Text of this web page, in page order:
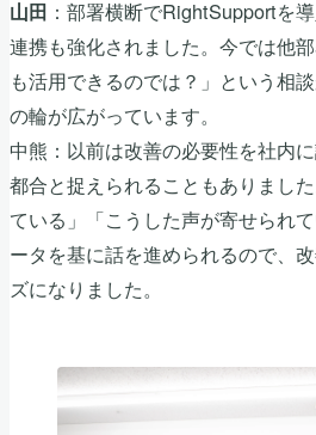
山田 ：部署横断でRightSupportを
連携も強化されました。今では他
も活用できるのでは？」という相
の輪が広がっています。
中熊：以前は改善の必要性を社内
都合と捉えられることもありまし
ている」「こうした声が寄せられ
ータを基に話を進められるので、
ズになりました。